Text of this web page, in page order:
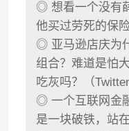
◎ 想看一个没有
他买过劳死的保
◎ 亚马逊店庆为
组合？难道是怕
吃灰吗？（
◎ 一个互联网金
是一块破铁，站